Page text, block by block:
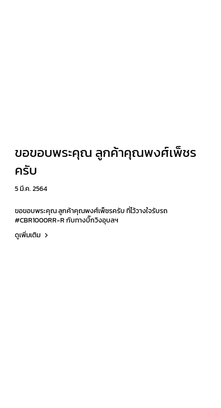
ขอขอบพระคุณ ลูกค้าคุณพงศ์เพ็ชร
ครับ
5 มี.ค. 2564
ขอขอบพระคุณ ลูกค้าคุณพงศ์เพ็ชรครับ ที่ไว้วางใจรับรถ
#CBR1000RR-R กับทางบิ๊กวิงอุบลฯ
ดูเพิ่มเติม